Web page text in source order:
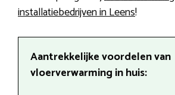
installatiebedrijven in Leens!
Aantrekkelijke voordelen van
vloerverwarming in huis: